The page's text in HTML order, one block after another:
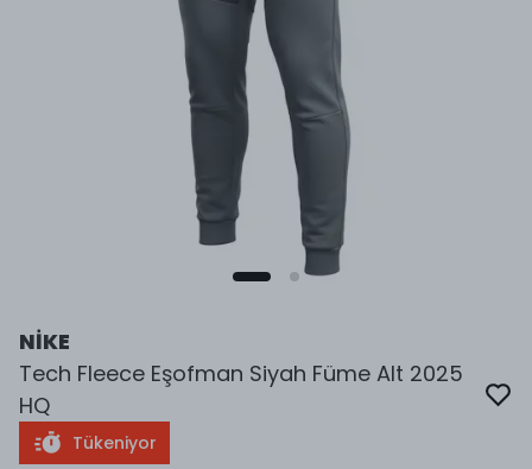
NİKE
Tech Fleece Eşofman Siyah Füme Alt 2025
HQ
Tükeniyor